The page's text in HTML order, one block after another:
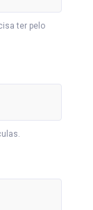
ter pelo